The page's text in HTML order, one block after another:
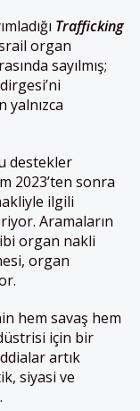
Trafficking
organ
sayılmış;
yalnızca
destekler
2023’ten sonra
ilgili
Aramaların
organ nakli
organ
hem savaş hem
için bir
artık
siyasi ve